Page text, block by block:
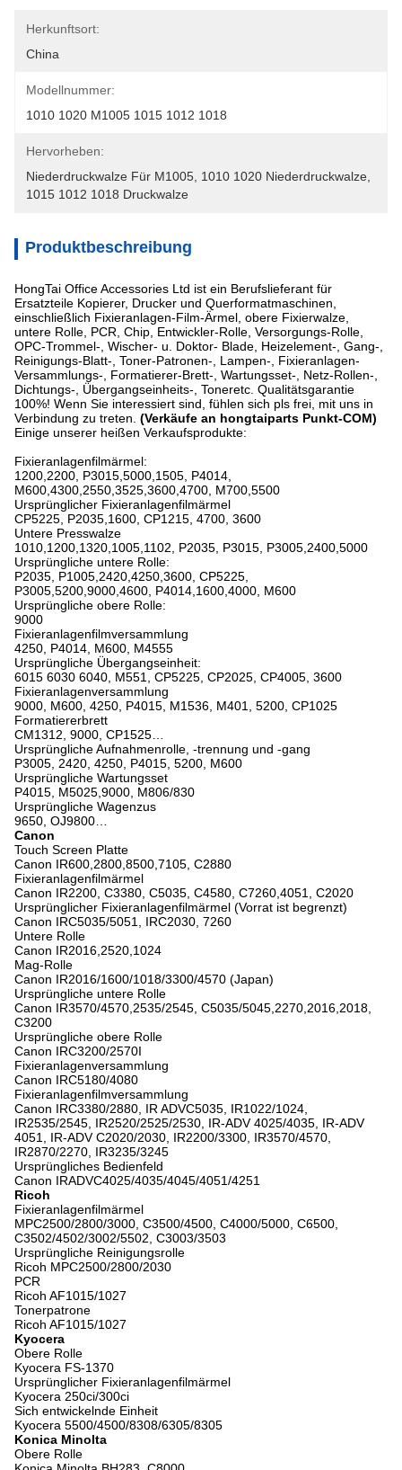
Herkunftsort:
China
Modellnummer:
1010 1020 M1005 1015 1012 1018
Hervorheben:
Niederdruckwalze Für M1005 1010 1020 Niederdruckwalze
1015 1012 1018 Druckwalze
Produktbeschreibung
HongTai Office Accessories Ltd ist ein Berufslieferant für
Ersatzteile Kopierer, Drucker und Querformatmaschinen,
einschließlich Fixieranlagen-Film-Ärmel, obere Fixierwalze,
untere Rolle, PCR, Chip, Entwickler-Rolle, Versorgungs-Rolle,
OPC-Trommel-, Wischer- u. Doktor- Blade, Heizelement-, Gang-,
Reinigungs-Blatt-, Toner-Patronen-, Lampen-, Fixieranlagen-
Versammlungs-, Formatierer-Brett-, Wartungsset-, Netz-Rollen-,
Dichtungs-, Übergangseinheits-, Toneretc. Qualitätsgarantie
100%! Wenn Sie interessiert sind, fühlen sich pls frei, mit uns in
Verbindung zu treten. (Verkäufe an hongtaiparts Punkt-COM)
Einige unserer heißen Verkaufsprodukte:
Fixieranlagenfilmärmel:
1200,2200, P3015,5000,1505, P4014,
M600,4300,2550,3525,3600,4700, M700,5500
Ursprünglicher Fixieranlagenfilmärmel
CP5225, P2035,1600, CP1215, 4700, 3600
Untere Presswalze
1010,1200,1320,1005,1102, P2035, P3015, P3005,2400,5000
Ursprüngliche untere Rolle:
P2035, P1005,2420,4250,3600, CP5225,
P3005,5200,9000,4600, P4014,1600,4000, M600
Ursprüngliche obere Rolle:
9000
Fixieranlagenfilmversammlung
4250, P4014, M600, M4555
Ursprüngliche Übergangseinheit:
6015 6030 6040, M551, CP5225, CP2025, CP4005, 3600
Fixieranlagenversammlung
9000, M600, 4250, P4015, M1536, M401, 5200, CP1025
Formatiererbrett
CM1312, 9000, CP1525…
Ursprüngliche Aufnahmenrolle, -trennung und -gang
P3005, 2420, 4250, P4015, 5200, M600
Ursprüngliche Wartungsset
P4015, M5025,9000, M806/830
Ursprüngliche Wagenzus
9650, OJ9800…
Canon
Touch Screen Platte
Canon IR600,2800,8500,7105, C2880
Fixieranlagenfilmärmel
Canon IR2200, C3380, C5035, C4580, C7260,4051, C2020
Ursprünglicher Fixieranlagenfilmärmel (Vorrat ist begrenzt)
Canon IRC5035/5051, IRC2030, 7260
Untere Rolle
Canon IR2016,2520,1024
Mag-Rolle
Canon IR2016/1600/1018/3300/4570 (Japan)
Ursprüngliche untere Rolle
Canon IR3570/4570,2535/2545, C5035/5045,2270,2016,2018,
C3200
Ursprüngliche obere Rolle
Canon IRC3200/2570I
Fixieranlagenversammlung
Canon IRC5180/4080
Fixieranlagenfilmversammlung
Canon IRC3380/2880, IR ADVC5035, IR1022/1024,
IR2535/2545, IR2520/2525/2530, IR-ADV 4025/4035, IR-ADV
4051, IR-ADV C2020/2030, IR2200/3300, IR3570/4570,
IR2870/2270, IR3235/3245
Ursprüngliches Bedienfeld
Canon IRADVC4025/4035/4045/4051/4251
Ricoh
Fixieranlagenfilmärmel
MPC2500/2800/3000, C3500/4500, C4000/5000, C6500,
C3502/4502/3002/5502, C3003/3503
Ursprüngliche Reinigungsrolle
Ricoh MPC2500/2800/2030
PCR
Ricoh AF1015/1027
Tonerpatrone
Ricoh AF1015/1027
Kyocera
Obere Rolle
Kyocera FS-1370
Ursprünglicher Fixieranlagenfilmärmel
Kyocera 250ci/300ci
Sich entwickelnde Einheit
Kyocera 5500/4500/8308/6305/8305
Konica Minolta
Obere Rolle